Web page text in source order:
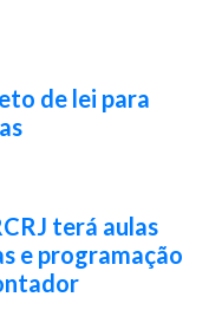
de lei para
terá aulas
e programação